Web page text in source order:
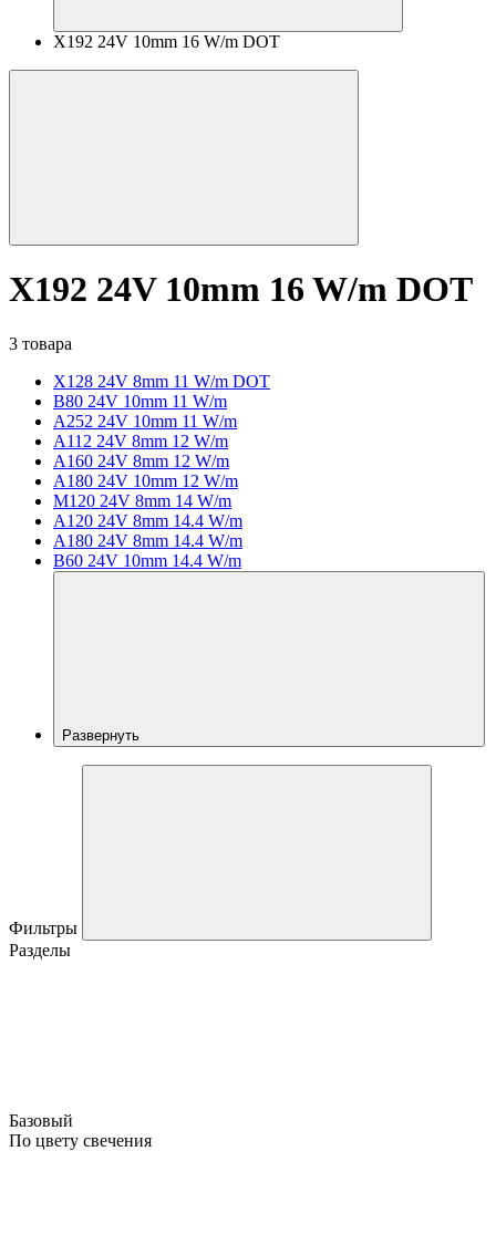
X192 24V 10mm 16 W/m DOT
X192 24V 10mm 16 W/m DOT
3 товара
X128 24V 8mm 11 W/m DOT
B80 24V 10mm 11 W/m
A252 24V 10mm 11 W/m
A112 24V 8mm 12 W/m
A160 24V 8mm 12 W/m
A180 24V 10mm 12 W/m
M120 24V 8mm 14 W/m
A120 24V 8mm 14.4 W/m
A180 24V 8mm 14.4 W/m
B60 24V 10mm 14.4 W/m
Развернуть
Фильтры
Разделы
Базовый
По цвету свечения